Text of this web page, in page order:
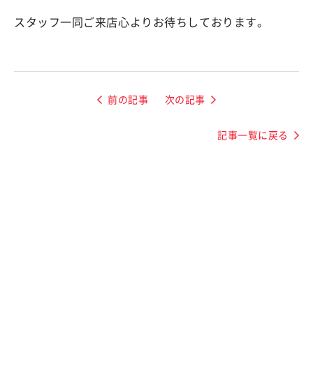
スタッフ一同ご来店心よりお待ちしております。
前の記事 次の記事
記事一覧に戻る